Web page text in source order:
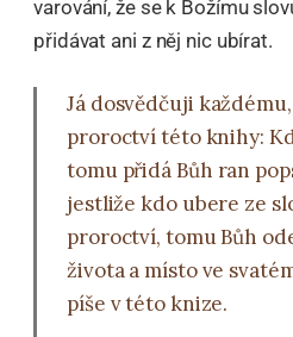
varování, že se k Božímu
přidávat ani z něj nic ubírat.
Já dosvědčuji
proroctví této knihy:
tomu přidá Bůh ran
jestliže kdo ubere ze
proroctví, tomu Bůh
života a místo ve
píše v této knize.